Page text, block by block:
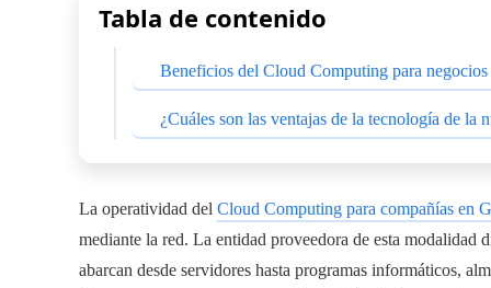
Tabla de contenido
Beneficios del Cloud Computing para
¿Cuáles son las ventajas de la tecnología de la
La operatividad del Cloud Computing para compañías en
mediante la red. La entidad proveedora de esta modalidad
abarcan desde servidores hasta programas informáticos,